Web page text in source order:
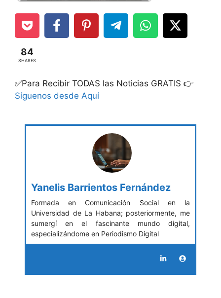
84
SHARES
✅Para Recibir TODAS las Noticias GRATIS 👉
Síguenos desde Aquí
Yanelis Barrientos Fernández
Formada en Comunicación Social en la
Universidad de La Habana; posteriormente, me
sumergí en el fascinante mundo digital,
especializándome en Periodismo Digital